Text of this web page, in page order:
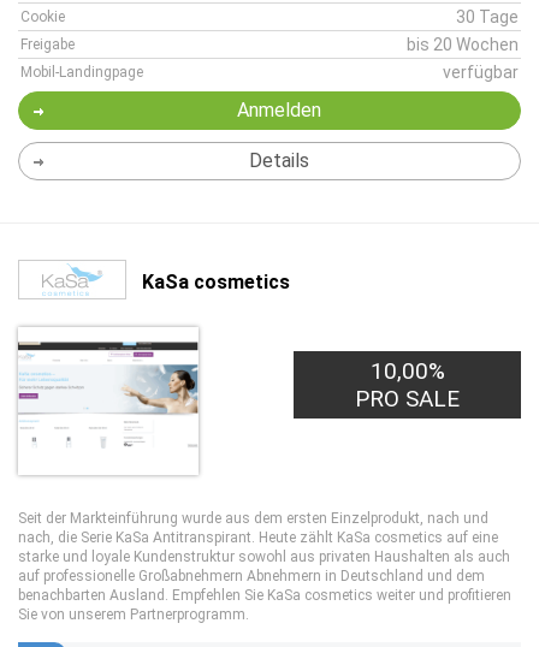
Cookie 30 Tage
Freigabe bis 20 Wochen
Mobil-Landingpage verfügbar
Anmelden
Details
KaSa cosmetics
10,00%
PRO SALE
Seit der Markteinführung wurde aus dem ersten Einzelprodukt, nach und
nach, die Serie KaSa Antitranspirant. Heute zählt KaSa cosmetics auf eine
starke und loyale Kundenstruktur sowohl aus privaten Haushalten als auch
auf professionelle Großabnehmern Abnehmern in Deutschland und dem
benachbarten Ausland. Empfehlen Sie KaSa cosmetics weiter und profitieren
Sie von unserem Partnerprogramm.